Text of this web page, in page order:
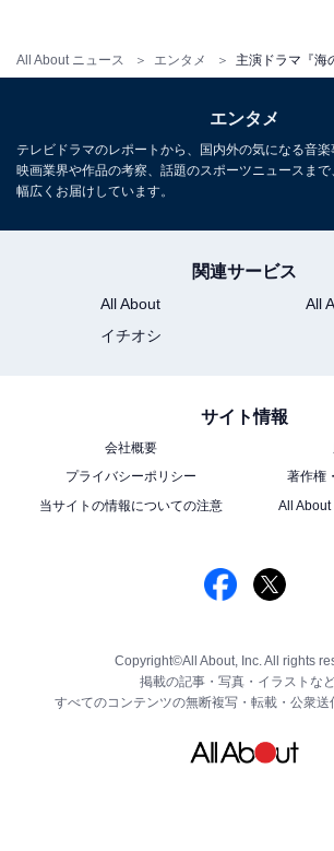
All About ニュース エンタメ
エンタメ
テレビドラマのレポートから、国内外の気になる音
映画業界や作品の考察、話題のスポーツニュースま
幅広くお届けしています。
関連サービス
All About
All
イチオシ
サイト情報
会社概要
プライバシーポリシー
著作権
当サイトの情報についての注意
All About
Copyright©All About, Inc. All rights
掲載の記事・写真・イラストなど
すべてのコンテンツの無断複写・転載・公衆送